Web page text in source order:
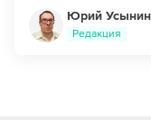
поля
сильно мимо
Юрий Усынин
Редакция